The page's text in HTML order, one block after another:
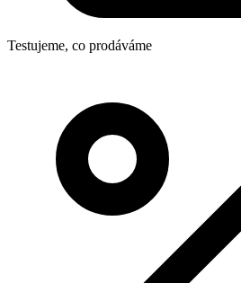
Testujeme, co prodáváme